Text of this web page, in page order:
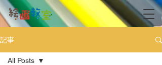
記事
All Posts